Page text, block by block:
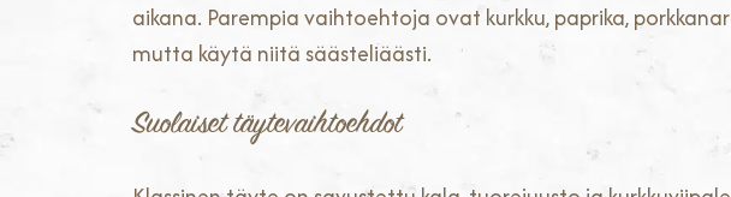
aikana. Parempia vaihtoehtoja ovat kurkku, paprika,
mutta käytä niitä säästeliäästi.
Suolaiset täytevaihtoehdot